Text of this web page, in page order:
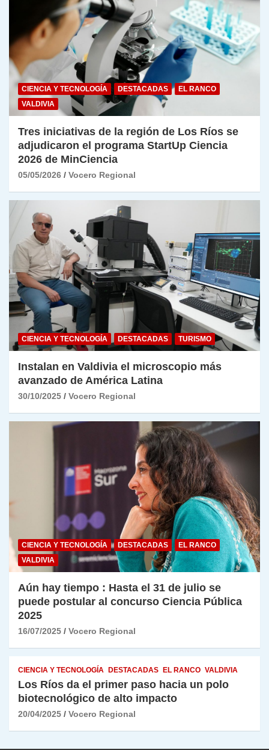
CIENCIA Y TECNOLOGÍA DESTACADAS
EL RANCO
VALDIVIA
Tres iniciativas de la región de Los Ríos se
adjudicaron el programa StartUp Ciencia
2026 de MinCiencia
05/05/2026 Vocero Regional
CIENCIA Y TECNOLOGÍA DESTACADAS TURISMO
Instalan en Valdivia el microscopio más
avanzado de América Latina
30/10/2025 Vocero Regional
CIENCIA Y TECNOLOGÍA DESTACADAS
EL RANCO
VALDIVIA
Aún hay tiempo : Hasta el 31 de julio se
puede postular al concurso Ciencia Pública
2025
16/07/2025 Vocero Regional
CIENCIA Y TECNOLOGÍA DESTACADAS EL RANCO VALDIVIA
Los Ríos da el primer paso hacia un polo
biotecnológico de alto impacto
20/04/2025 Vocero Regional